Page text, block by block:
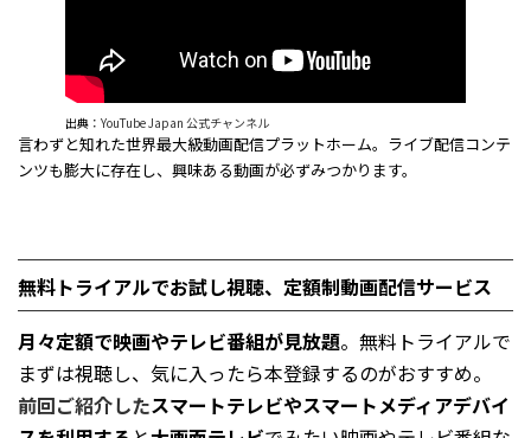
出典： YouTube Japan 公式チャンネル
言わずと知れた世界最大級動画配信プラットホーム。ライブ配信コンテ
ンツも膨大に存在し、興味ある動画が必ずみつかります。
無料トライアルでお試し視聴、定額制動画配信サービス
月々定額で映画やテレビ番組が見放題。無料トライアルで
まずは視聴し、気に入ったら本登録するのがおすすめ。
前回ご紹介したスマートテレビやスマートメディアデバイ